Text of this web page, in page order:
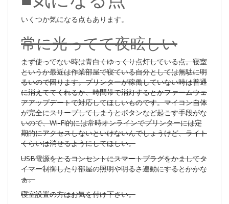
いくつか気になる点もあります。
常に光ってて夜眩しい
まず使ってない時は青白くゆっくり点灯している点。寝室
というか最近は作業部屋で寝ている自分としては無駄に明
るいので困ります。プリンターが稼働していない時は普通
に消えててくれるか、時間帯で消灯するとかファームウェ
アアップデートで対応してほしいものです。マイコン自体
が完全にスリープしてしまうとボタンなど起こす手段がな
いので、Wi-Fi的には常時オンラインでプリンターには定
期的にアクセスしないといけないんでしょうけど、ライト
くらいは消せるようにしてほしい。
USB電源をとるコンセントにスマートプラグをかましてタ
イマー制御したり部屋の照明や明るさ連動にするとかかな
ぁ。
寝室設置の方はお気を付け下さい。